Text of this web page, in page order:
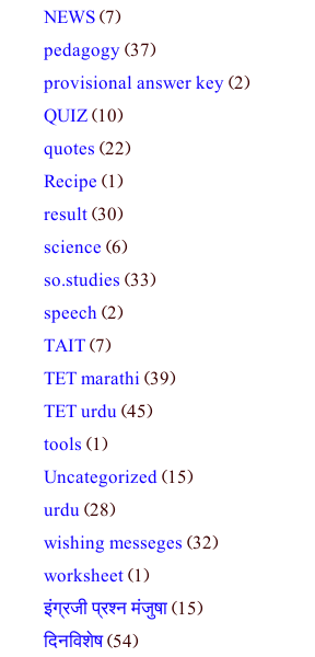
NEWS(7)
pedagogy(37)
provisional answer key(2)
QUIZ(10)
quotes (22)
Recipe (1)
result(30)
science (6)
so.studies (33)
speech(2)
TAIT(7)
TET marathi(39)
TET urdu(45)
tools (1)
Uncategorized(15)
urdu(28)
wishing messeges (32)
worksheet(1)
इंग्रजी प्रश्न मंजुषा(15)
दिनविशेष(54)